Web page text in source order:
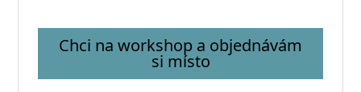
Chci na workshop a objednávám
si místo